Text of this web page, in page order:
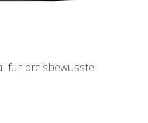
für preisbewusste